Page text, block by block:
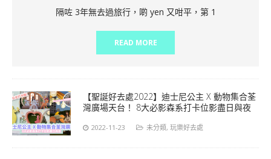
隔咗 3年無去過旅行，啲 yen 又咁平，第 1
READ MORE
【聖誕好去處2022】迪士尼公主 X 動物集合荃
灣廣場天台！ 8大必影森系打卡位影盡日與夜
2022-11-23 未分類, 玩樂好去處